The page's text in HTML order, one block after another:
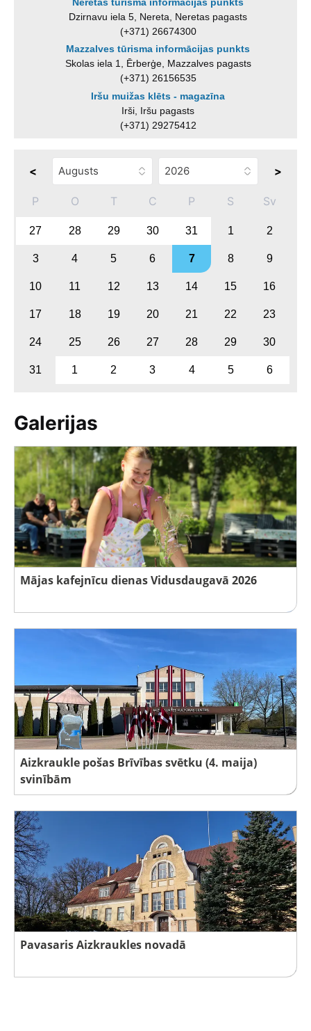
Dzirnavu iela 5, Nereta, Neretas pagasts
(+371) 26674300
Mazzalves tūrisma informācijas punkts
Skolas iela 1, Ērberģe, Mazzalves pagasts
(+371) 26156535
Iršu muižas klēts - magazīna
Irši, Iršu pagasts
(+371) 29275412
< >
P O T C P S Sv
27 28 29 30 31 1 2
3 4 5 6 7 8 9
10 11 12 13 14 15 16
17 18 19 20 21 22 23
24 25 26 27 28 29 30
31 1 2 3 4 5 6
Galerijas
Mājas kafejnīcu dienas Vidusdaugavā 2026
Aizkraukle pošas Brīvības svētku (4. maija)
svinībām
Pavasaris Aizkraukles novadā